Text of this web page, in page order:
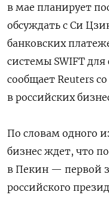
в мае планирует
обсуждать с Си
банковских
системы SWIFT
сообщает Reuters
в российских
По словам одного
бизнес ждет, что
в Пекин — первой
российского